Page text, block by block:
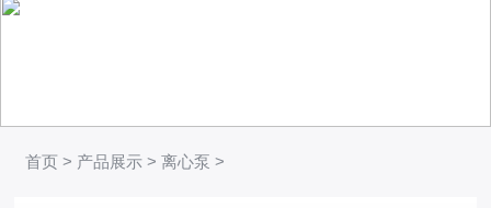
首页 > 产品展示 >离心泵 >